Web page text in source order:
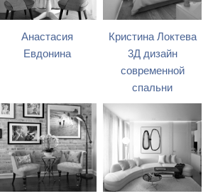
Анастасия
Евдонина
Кристина Локтева
3Д дизайн
современной
спальни